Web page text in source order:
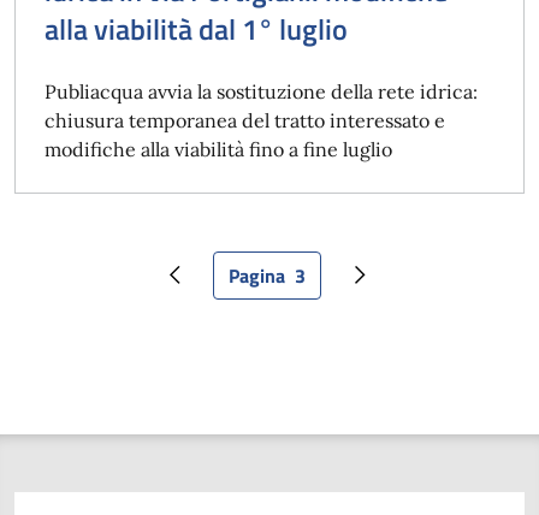
alla viabilità dal 1° luglio
Publiacqua avvia la sostituzione della rete idrica:
chiusura temporanea del tratto interessato e
modifiche alla viabilità fino a fine luglio
Pagina precedente
Pagina attuale
Pagina 3 Pagina successiva